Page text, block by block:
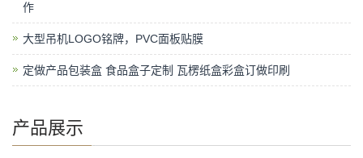
作
大型吊机LOGO铭牌，PVC面板贴膜
定做产品包装盒 食品盒子定制 瓦楞纸盒彩盒订做印刷
产品展示